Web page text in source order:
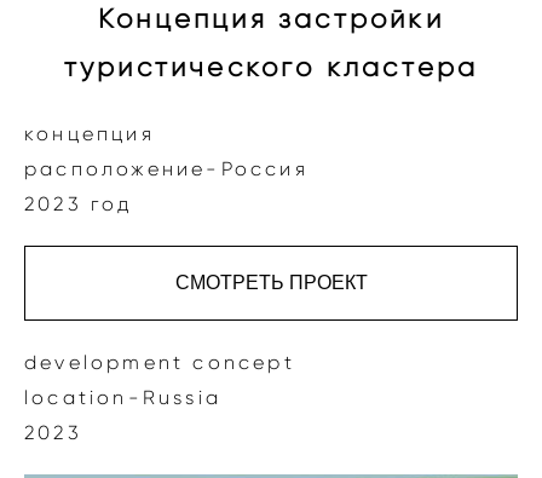
Концепция застройки
туристического кластера
концепция
расположение-Россия
2023 год
CМОТРЕТЬ ПРОЕКТ
development concept
location-Russia
2023